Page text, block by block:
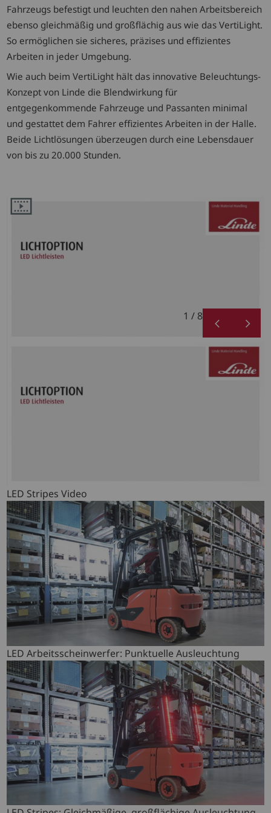
Fahrzeugs befestigt und leuchten den nahen Arbeitsbereich
ebenso gleichmäßig und großflächig aus wie das VertiLight.
So ermöglichen sie sicheres, präzises und effizientes
Arbeiten in jeder Umgebung.
Wie auch beim VertiLight hält das innovative Beleuchtungs-
Konzept von Linde die Blendwirkung für
entgegenkommende Fahrzeuge und Passanten minimal
und gestattet dem Fahrer effizientes Arbeiten in der Halle.
Beide Lichtlösungen überzeugen durch eine Lebensdauer
von bis zu 20.000 Stunden.
1 / 8
LED Stripes Video
LED Arbeitsscheinwerfer: Punktuelle Ausleuchtung